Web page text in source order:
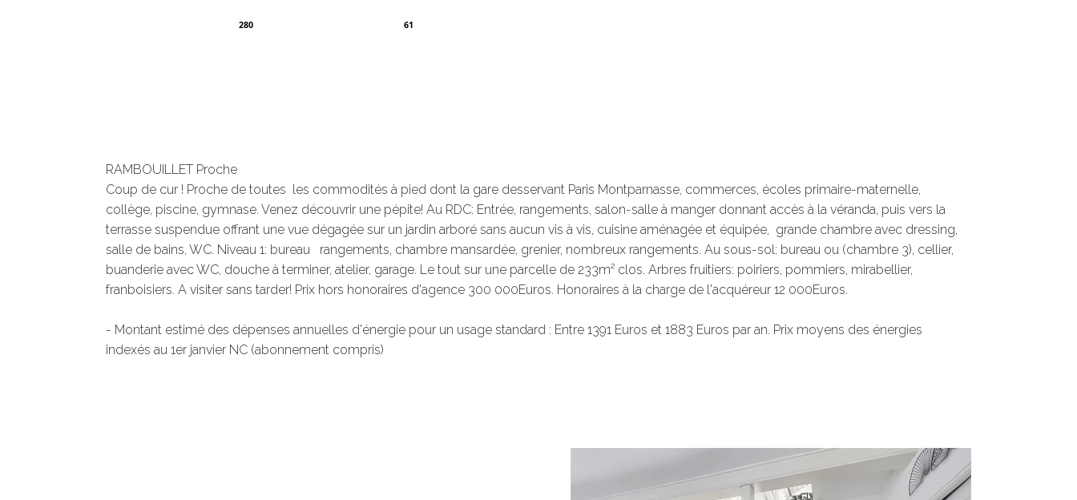
280 61
RAMBOUILLET Proche
Coup de cur ! Proche de toutes  les commodités à pied dont la gare desservant Paris Montparnasse, commerces, écoles primaire-maternelle,
collège, piscine, gymnase. Venez découvrir une pépite! Au RDC: Entrée, rangements, salon-salle à manger donnant accès à la véranda, puis vers la
terrasse suspendue offrant une vue dégagée sur un jardin arboré sans aucun vis à vis, cuisine aménagée et équipée,  grande chambre avec dressing,
salle de bains, WC. Niveau 1: bureau   rangements, chambre mansardée, grenier, nombreux rangements. Au sous-sol: bureau ou (chambre 3), cellier,
buanderie avec WC, douche à terminer, atelier, garage. Le tout sur une parcelle de 233m² clos. Arbres fruitiers: poiriers, pommiers, mirabellier,
franboisiers. A visiter sans tarder! Prix hors honoraires d'agence 300 000Euros. Honoraires à la charge de l'acquéreur 12 000Euros.
- Montant estimé des dépenses annuelles d'énergie pour un usage standard : Entre 1391 Euros et 1883 Euros par an. Prix moyens des énergies
indexés au 1er janvier NC (abonnement compris)